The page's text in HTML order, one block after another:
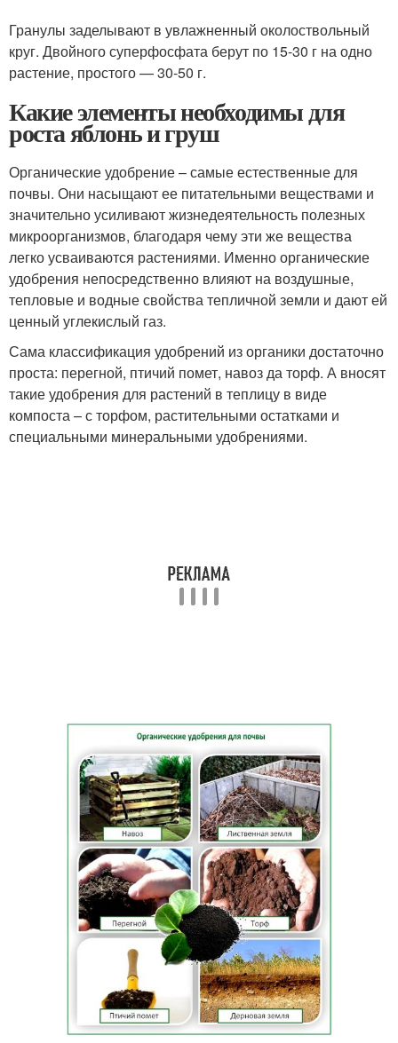
Гранулы заделывают в увлажненный околоствольный
круг. Двойного суперфосфата берут по 15-30 г на одно
растение, простого — 30-50 г.
Какие элементы необходимы для
роста яблонь и груш
Органические удобрение – самые естественные для
почвы. Они насыщают ее питательными веществами и
значительно усиливают жизнедеятельность полезных
микроорганизмов, благодаря чему эти же вещества
легко усваиваются растениями. Именно органические
удобрения непосредственно влияют на воздушные,
тепловые и водные свойства тепличной земли и дают ей
ценный углекислый газ.
Сама классификация удобрений из органики достаточно
проста: перегной, птичий помет, навоз да торф. А вносят
такие удобрения для растений в теплицу в виде
компоста – с торфом, растительными остатками и
специальными минеральными удобрениями.